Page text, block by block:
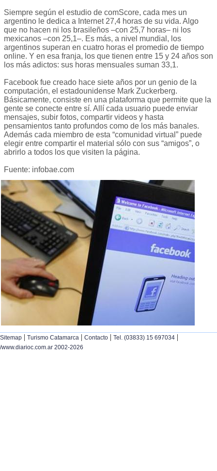
Siempre según el estudio de comScore, cada mes un
argentino le dedica a Internet 27,4 horas de su vida. Algo
que no hacen ni los brasileños –con 25,7 horas– ni los
mexicanos –con 25,1–. Es más, a nivel mundial, los
argentinos superan en cuatro horas el promedio de tiempo
online. Y en esa franja, los que tienen entre 15 y 24 años son
los más adictos: sus horas mensuales suman 33,1.
Facebook fue creado hace siete años por un genio de la
computación, el estadounidense Mark Zuckerberg.
Básicamente, consiste en una plataforma que permite que la
gente se conecte entre sí. Allí cada usuario puede enviar
mensajes, subir fotos, compartir videos y hasta
pensamientos tanto profundos como de los más banales.
Además cada miembro de esta “comunidad virtual” puede
elegir entre compartir el material sólo con sus “amigos”, o
abrirlo a todos los que visiten la página.
Fuente: infobae.com
Sitemap | Turismo Catamarca | Contacto | Tel. (03833) 15 697034 |
/www.diarioc.com.ar 2002-2026